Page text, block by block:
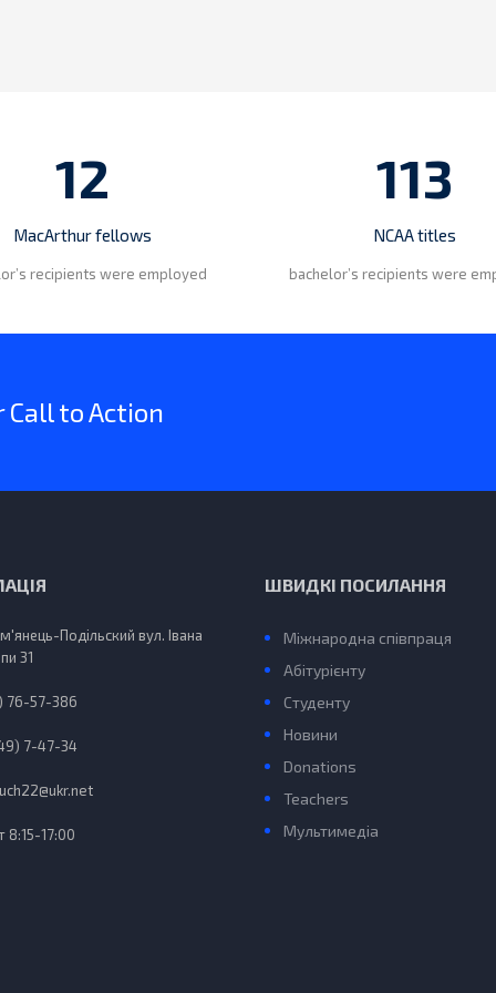
12
MacArthur fellows
recipients were employed
113
NCAA titles
bachelor’s recipients were
to Action
Подільский вул. Івана
31
76-57-386
7-47-34
8:15-17:00
ШВИДКІ ПОСИЛАННЯ
Міжнародна співпраця
Абітурієнту
Студенту
Новини
Donations
Teachers
Мультимедіа